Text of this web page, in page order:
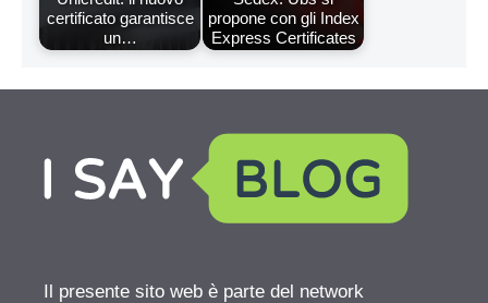
certificato garantisce
un…
propone con gli Index
Express Certificates
Il presente sito web è parte del network